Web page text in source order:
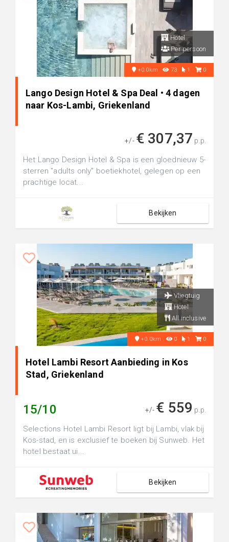
Hotel
Per persoon
+0.0km 73 1 0
Lango Design Hotel & Spa Deal • 4 dagen
naar Kos-Lambi, Griekenland
+/- € 307,37 p.p.
Het Lango Design Hotel & Spa is een gloednieuw 5-
sterren "adults only" boetiekhotel, gelegen op een
prachtige locat...
Bekijken
Vliegtuig
Hotel
All inclusive
+0.0km 0 1 0
Hotel Lambi Resort Aanbieding in Kos
Stad, Griekenland
15/10 +/- € 559 p.p.
Selections Hotel Lambi Resort ligt bij Lambi, vlak bij
Kos-stad, en is exclusief te boeken bij Sunweb. Het
hotel bestaat ui...
Bekijken